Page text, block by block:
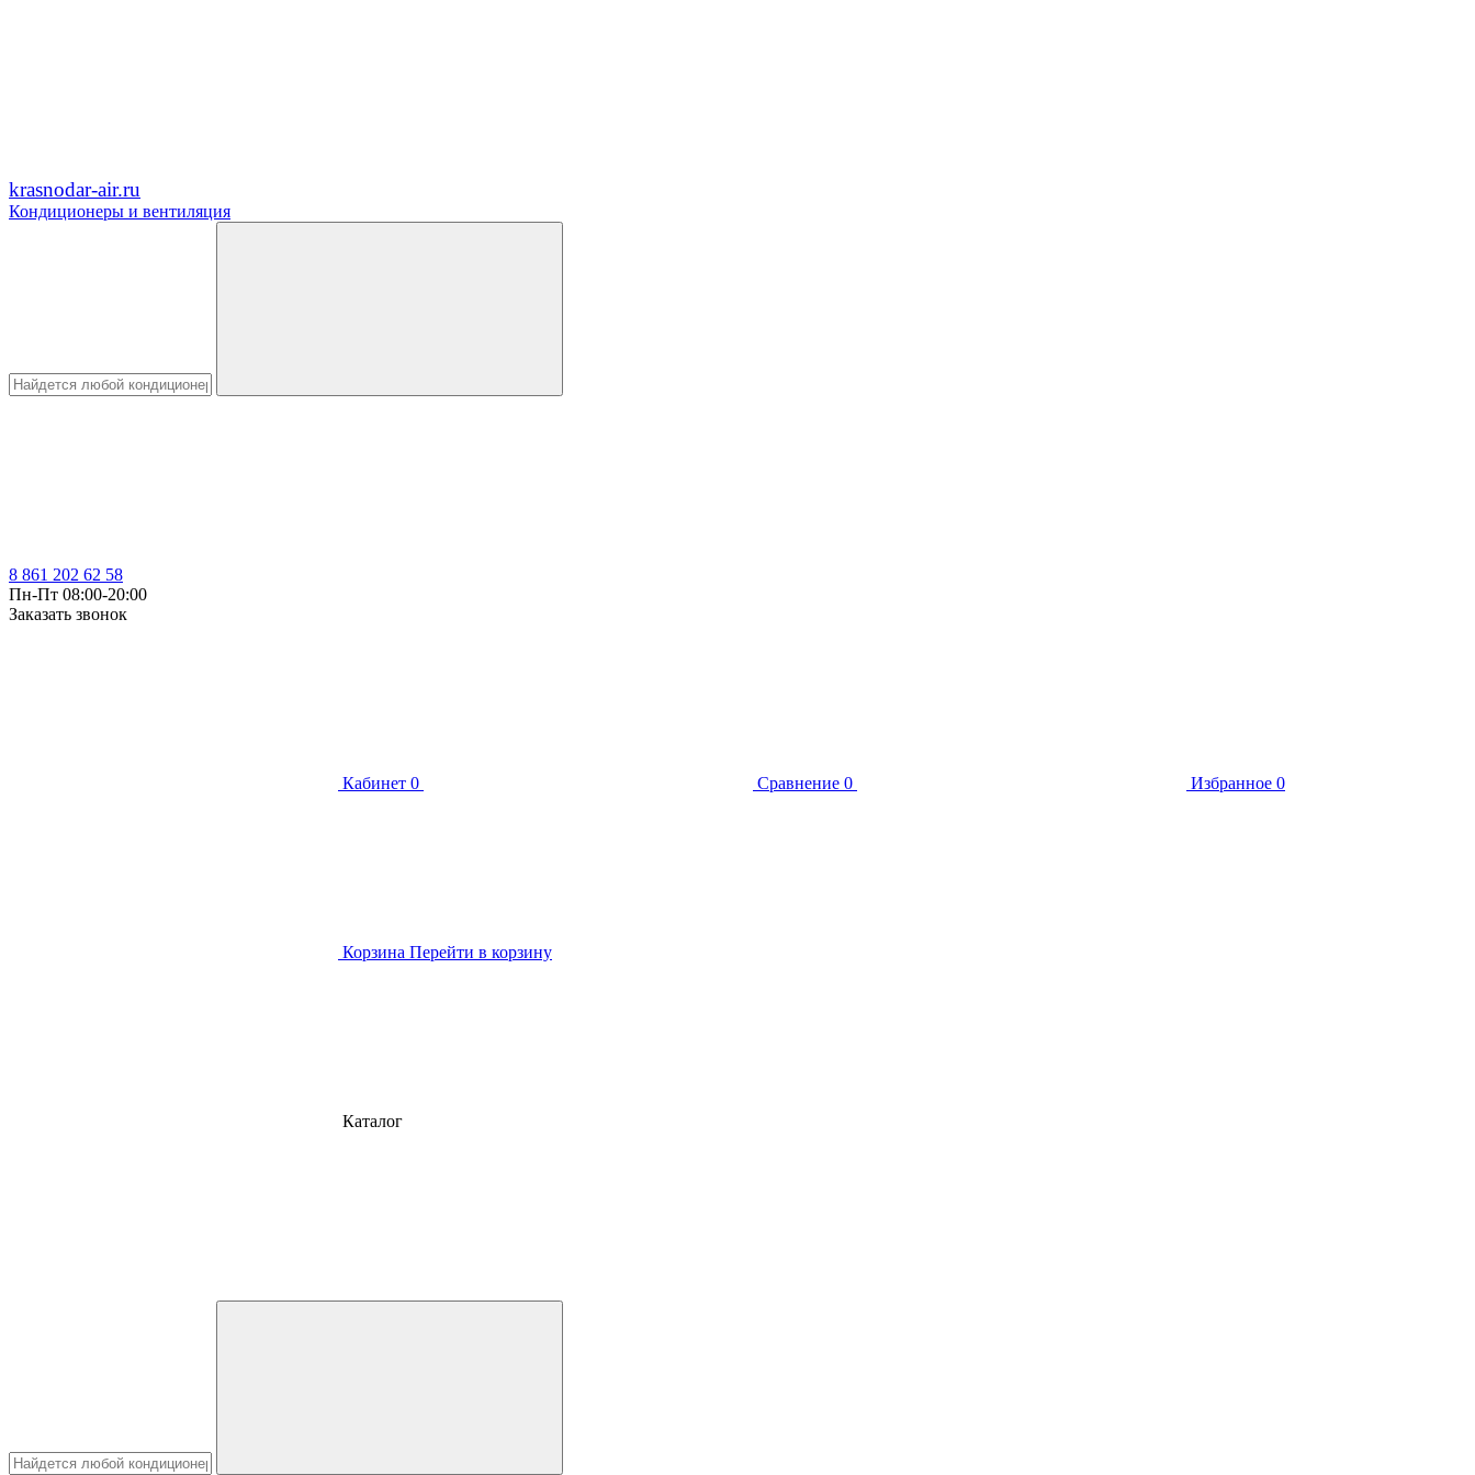
krasnodar-air.ru
Кондиционеры и вентиляция
8 861 202 62 58
Пн-Пт 08:00-20:00
Заказать звонок
Кабинет 0 Сравнение 0 Избранное 0
Корзина Перейти в корзину
Каталог